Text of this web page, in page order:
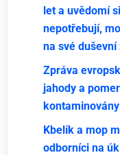
let a uvědomí
nepotřebují,
na své duševní
Zpráva
jahody a
Kbelík a mop
odborníci na